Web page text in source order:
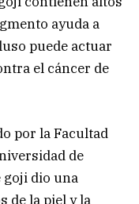
ayuda a
puede actuar
el cáncer de
por la Facultad
de
goji dio una
de la piel y la